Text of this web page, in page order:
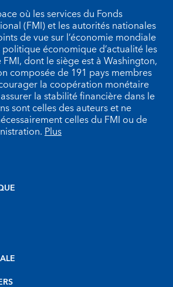
où les services du Fonds
(FMI) et les autorités nationales
de vue sur l’économie mondiale
économique d’actualité les
FMI, dont le siège est à Washington,
composée de 191 pays membres
la coopération monétaire
la stabilité financière dans le
sont celles des auteurs et ne
celles du FMI ou de
Plus